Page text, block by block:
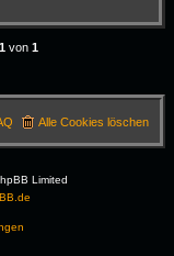
1von 1
Alle Cookies löschen
Limited